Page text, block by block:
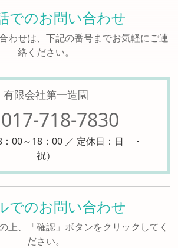
でのお問い合わせ
わせは、下記の番号までお気軽にご連
絡ください。
有限会社第一造園
017-718-7830
8：00～18：00 ／ 定休日：日 ・
祝）
でのお問い合わせ
上、「確認」ボタンをクリックしてく
ださい。